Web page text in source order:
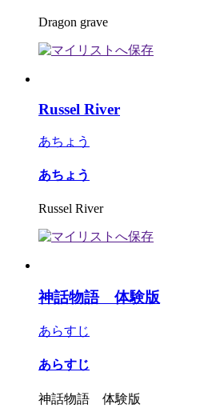
Dragon grave
Russel River
あちょう
あちょう
Russel River
神話物語 体験版
あらすじ
あらすじ
神話物語 体験版